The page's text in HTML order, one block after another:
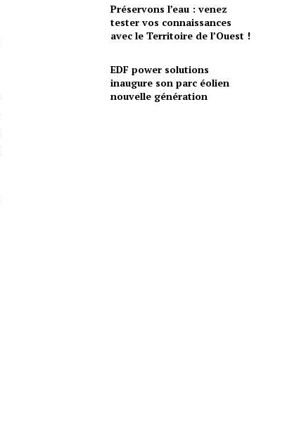
Préservons l’eau : venez
tester vos connaissances
avec le Territoire de l’Ouest !
EDF power solutions
inaugure son parc éolien
nouvelle génération